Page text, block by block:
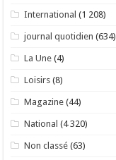
International (1 208)
journal quotidien (634)
La Une (4)
Loisirs (8)
Magazine (44)
National (4 320)
Non classé (63)